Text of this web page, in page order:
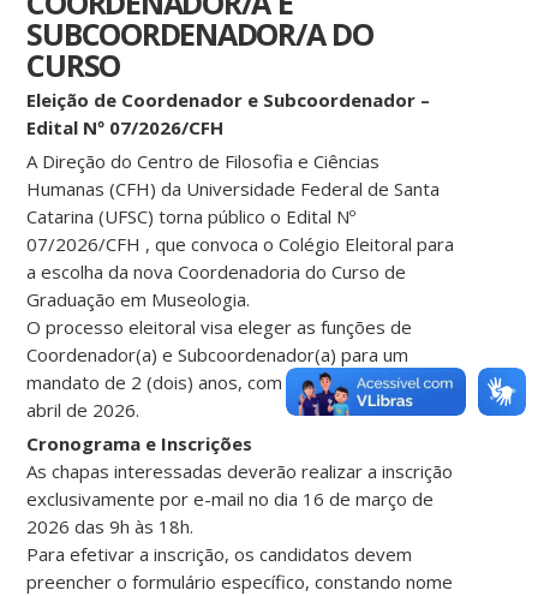
SUBCOORDENADOR/A DO
CURSO
Eleição de Coordenador e Subcoordenador –
Edital Nº 07/2026/CFH
A Direção do Centro de Filosofia e Ciências
Humanas (CFH) da Universidade Federal de Santa
Catarina (UFSC) torna público o Edital Nº
07/2026/CFH , que convoca o Colégio Eleitoral para
a escolha da nova Coordenadoria do Curso de
Graduação em Museologia.
O processo eleitoral visa eleger as funções de
Coordenador(a) e Subcoordenador(a) para um
mandato de 2 (dois) anos, com início previsto para
abril de 2026.
Cronograma e Inscrições
As chapas interessadas deverão realizar a inscrição
exclusivamente por e-mail no dia 16 de março de
2026 das 9h às 18h.
Para efetivar a inscrição, os candidatos devem
preencher o formulário específico, constando nome